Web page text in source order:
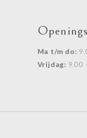
Ma t/m do:
Vrijdag: 9.00